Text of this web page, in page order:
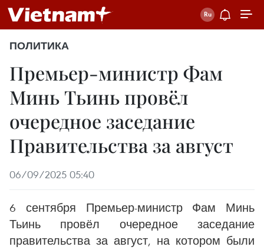
ПОЛИТИКА
Премьер-министр Фам
Минь Тьинь провёл
очередное заседание
Правительства за август
06/09/2025 05:40
6 сентября Премьер-министр Фам Минь
Тьинь провёл очередное заседание
правительства за август, на котором были